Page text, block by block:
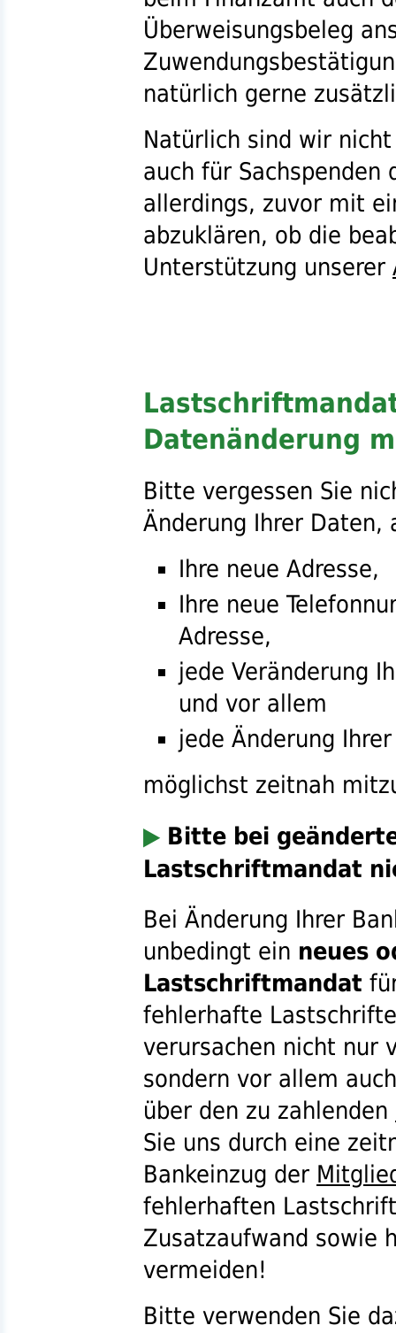
Überweisungsbeleg
natürlich gerne
Natürlich sind wir
auch für
allerdings, zuvor mit
abzuklären, ob die
Unterstützung unserer
Datenänderung
Bitte vergessen Sie
Änderung Ihrer Daten,
Ihre neue Adresse,
Ihre neue
Adresse,
jede Veränderung
und vor allem
jede Änderung
möglichst zeitnah
▶ Bitte bei
Lastschriftmandat
Bei Änderung Ihrer
unbedingt ein neues
Lastschriftmandat
fehlerhafte
verursachen nicht nur
sondern vor allem
über den zu zahlenden
Sie uns durch eine
Bankeinzug der
fehlerhaften
Zusatzaufwand sowie
vermeiden!
Bitte verwenden Sie